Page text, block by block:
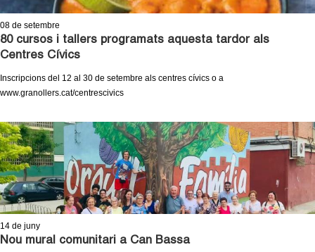
e
G
r
n
o
l
l
08 de setembre
80 cursos i tallers programats aquesta tardor als
Centres Cívics
Inscripcions del 12 al 30 de setembre als centres cívics o a
www.granollers.cat/centrescivics
14 de juny
Nou mural comunitari a Can Bassa